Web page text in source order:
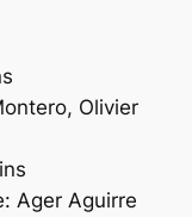
Olivier
Ager Aguirre